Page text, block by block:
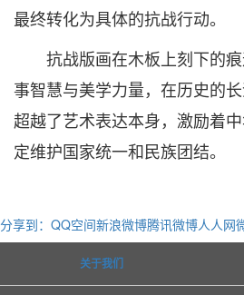
最终转化为具体的抗战行动。
抗战版画在木板上刻下的痕
事智慧与美学力量，在历史的
超越了艺术表达本身，激励着
定维护国家统一和民族团结。
分享到： QQ空间新浪微博腾讯微博人人网
关于我们